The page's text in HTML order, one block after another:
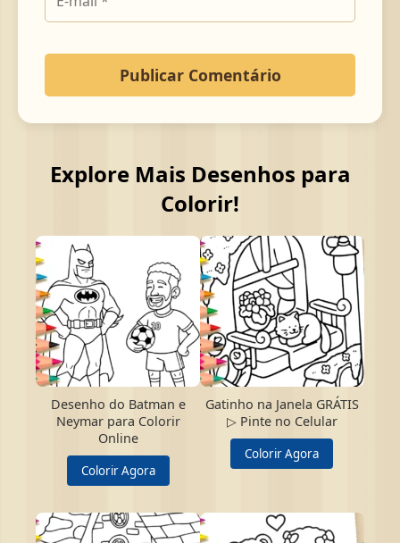
Explore Mais Desenhos para
Colorir!
Desenho do Batman e
Neymar para Colorir
Online
Colorir Agora
Gatinho na Janela GRÁTIS
▷ Pinte no Celular
Colorir Agora